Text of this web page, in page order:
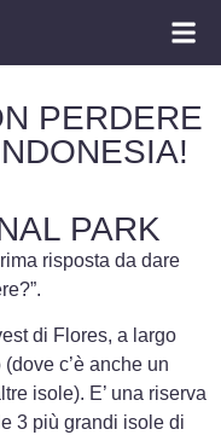
PERDERE
PARK
risposta da dare
di Flores, a largo
c’è anche un
isole). E’ una riserva
3 più grandi isole di